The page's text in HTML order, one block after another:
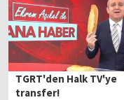
TGRT'den Halk TV'ye
transfer!